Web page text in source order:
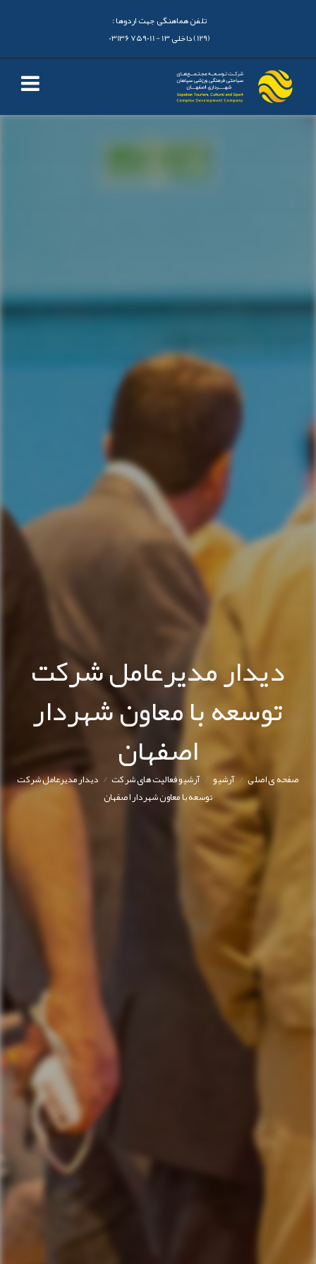
تلفن هماهنگی جهت اردوها :
دیدار مدیرعامل شرکت
توسعه با معاون شهردار
اصفهان
صفحه ی اصلی/آرشیو/ آرشیو فعالیت های شرکت/ دیدار مدیرعامل شرکت
توسعه با معاون شهردار اصفهان